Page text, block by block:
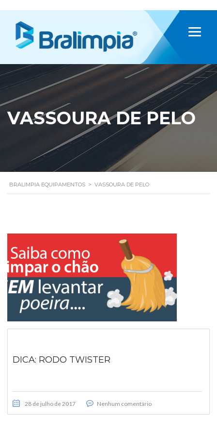
VASSOURA DE PELO
BRALIMPIA EQUIPAMENTOS > VASSOURA DE PELO
DICA: RODO TWISTER
28 de julho de 2017 Nenhum comentário